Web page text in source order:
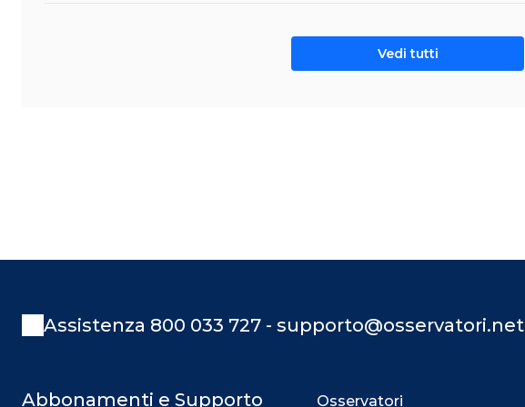
Vedi tutti
Assistenza 800 033 727 - supporto@osservatori.net
Abbonamenti e Supporto Osservatori